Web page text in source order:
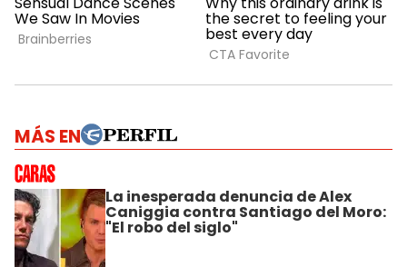
MÁS EN
La inesperada denuncia de Alex
Caniggia contra Santiago del Moro:
"El robo del siglo"